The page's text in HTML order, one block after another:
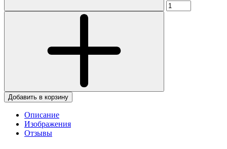
Добавить в корзину
Описание
Изображения
Отзывы